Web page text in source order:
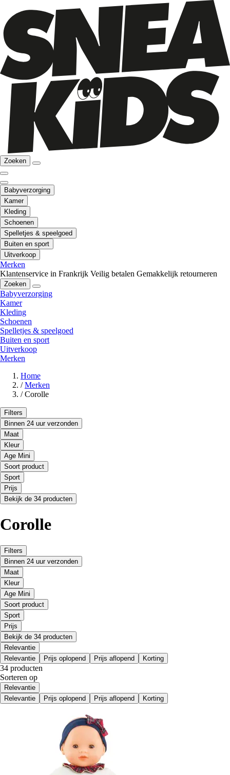
Zoeken
Babyverzorging
Kamer
Kleding
Schoenen
Spelletjes & speelgoed
Buiten en sport
Uitverkoop
Merken
Klantenservice in Frankrijk Veilig betalen Gemakkelijk retourneren
Zoeken
Babyverzorging
Kamer
Kleding
Schoenen
Spelletjes & speelgoed
Buiten en sport
Uitverkoop
Merken
Home
/ Merken
/ Corolle
Filters
Binnen 24 uur verzonden
Maat
Kleur
Age Mini
Soort product
Sport
Prijs
Bekijk de 34 producten
Corolle
Filters
Binnen 24 uur verzonden
Maat
Kleur
Age Mini
Soort product
Sport
Prijs
Bekijk de 34 producten
Relevantie
Relevantie
Prijs oplopend Prijs aflopend Korting
34 producten
Sorteren op
Relevantie
Relevantie
Prijs oplopend Prijs aflopend Korting